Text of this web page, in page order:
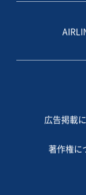
広告掲載
著作権に